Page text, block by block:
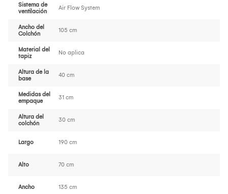
Sistema de
ventilación
Air Flow System
Ancho del
Colchón
105 cm
Material del
tapiz
No aplica
Altura de la
base
40 cm
Medidas del
empaque
31 cm
Altura del
colchón
30 cm
Largo 190 cm
Alto 70 cm
Ancho 135 cm